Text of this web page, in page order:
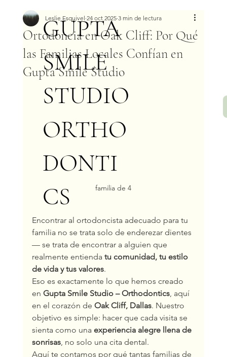
GUPTA
SMILE
STUDIO
ORTHO
DONTI
CS
Ortodoncia en Oak Cliff: Por Qué
las Familias Locales Confían en
Gupta Smile Studio
Leslie Esquivel 24 oct 2025 3 min de lectura
familia de 4
Encontrar al ortodoncista adecuado para tu
familia no se trata solo de enderezar dientes
— se trata de encontrar a alguien que
realmente entienda tu comunidad, tu estilo
de vida y tus valores.
Eso es exactamente lo que hemos creado
en Gupta Smile Studio – Orthodontics, aquí
en el corazón de Oak Cliff, Dallas. Nuestro
objetivo es simple: hacer que cada visita se
sienta como una experiencia alegre llena de
sonrisas, no solo una cita dental.
Aquí te contamos por qué tantas familias de